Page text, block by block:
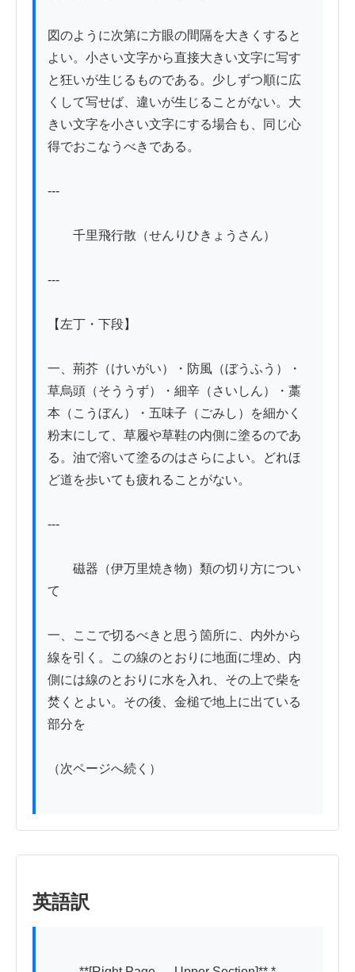
図のように次第に方眼の間隔を大きくすると
よい。小さい文字から直接大きい文字に写す
と狂いが生じるものである。少しずつ順に広
くして写せば、違いが生じることがない。大
きい文字を小さい文字にする場合も、同じ心
得でおこなうべきである。
---
千里飛行散（せんりひきょうさん）
---
【左丁・下段】
一、荊芥（けいがい）・防風（ぼうふう）・
草烏頭（そううず）・細辛（さいしん）・藁
本（こうぼん）・五味子（ごみし）を細かく
粉末にして、草履や草鞋の内側に塗るのであ
る。油で溶いて塗るのはさらによい。どれほ
ど道を歩いても疲れることがない。
---
磁器（伊万里焼き物）類の切り方につい
て
一、ここで切るべきと思う箇所に、内外から
線を引く。この線のとおりに地面に埋め、内
側には線のとおりに水を入れ、その上で柴を
焚くとよい。その後、金槌で地上に出ている
部分を
（次ページへ続く）
英語訳